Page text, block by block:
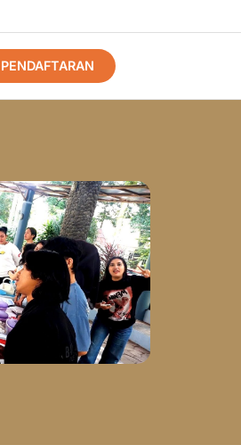
PENDAFTARAN